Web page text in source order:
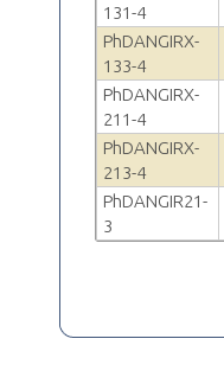
131-4
PhDANGIRX-
133-4
PhDANGIRX-
211-4
PhDANGIRX-
213-4
PhDANGIR21-
3